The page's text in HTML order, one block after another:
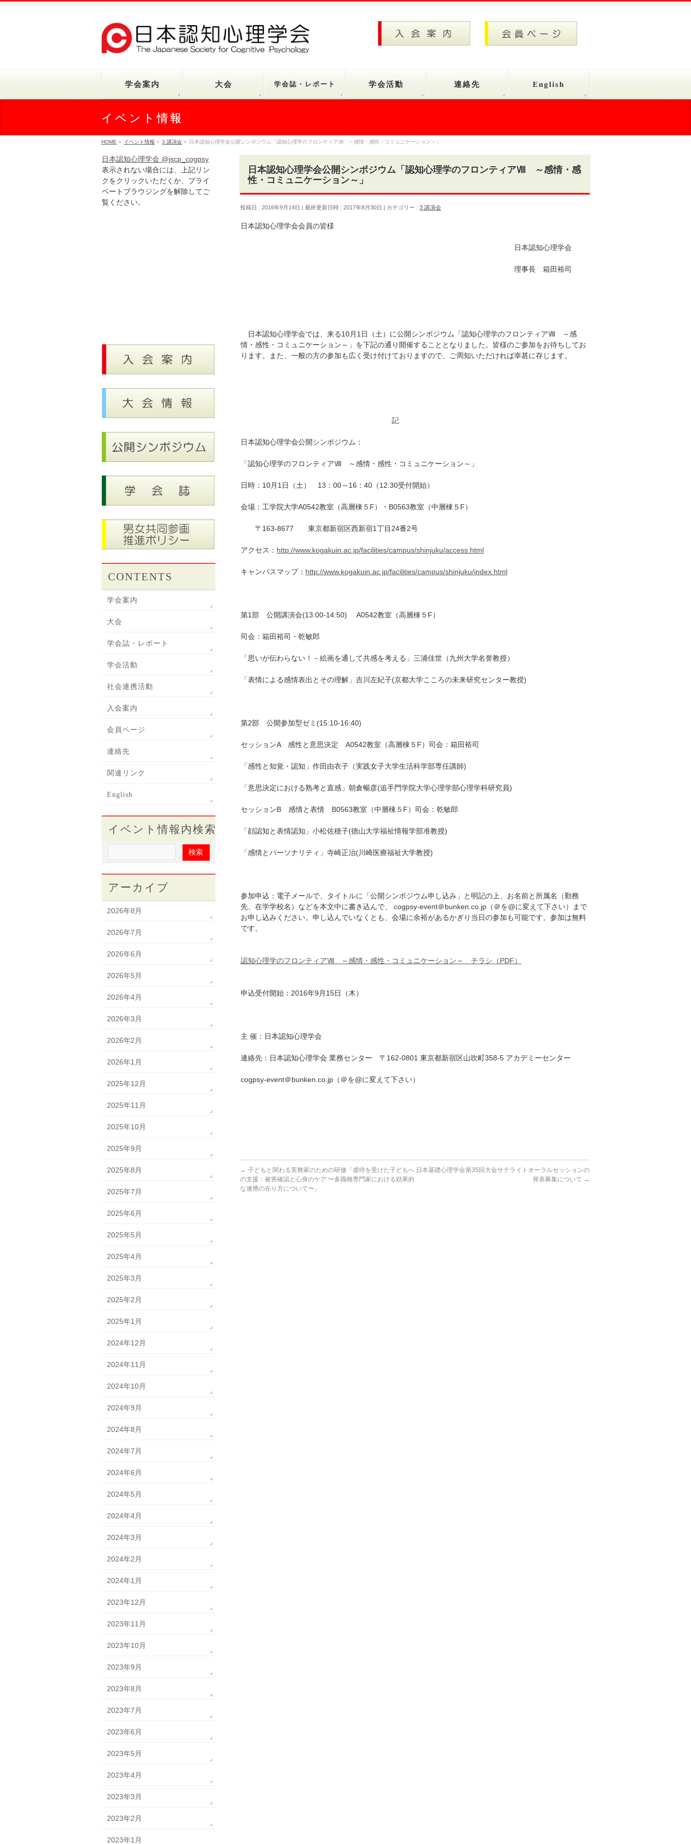
学会案内 大会 学会誌・レポート 学会活動 連絡先 English
イベント情報
HOME » イベント情報 » 3 講演会 » 日本認知心理学会公開シンポジウム「認知心理学のフロンティアⅧ ～感情・感性・コミュニケーション～」
日本認知心理学会公開シンポジウム「認知心理学のフロンティアⅧ ～感情・感
性・コミュニケーション～」
投稿日 : 2016年9月14日 最終更新日時 : 2017年8月30日 カテゴリー : 3 講演会
日本認知心理学会会員の皆様
日本認知心理学会
理事長 箱田裕司
日本認知心理学会では、来る10月1日（土）に公開シンポジウム「認知心理学のフロンティアⅧ ～感
情・感性・コミュニケーション～」を下記の通り開催することとなりました。皆様のご参加をお待ちしてお
ります。また、一般の方の参加も広く受け付けておりますので、ご周知いただければ幸甚に存じます。
記
日本認知心理学会公開シンポジウム：
「認知心理学のフロンティアⅧ ～感情・感性・コミュニケーション～」
日時：10月1日（土） 13：00～16：40（12:30受付開始）
会場：工学院大学A0542教室（高層棟５F）・B0563教室（中層棟５F）
〒163-8677 東京都新宿区西新宿1丁目24番2号
アクセス： http://www.kogakuin.ac.jp/facilities/campus/shinjuku/access.html
キャンパスマップ： http://www.kogakuin.ac.jp/facilities/campus/shinjuku/index.html
第1部 公開講演会(13:00-14:50) A0542教室（高層棟５F）
司会：箱田裕司・乾敏郎
「思いが伝わらない！－絵画を通して共感を考える」三浦佳世（九州大学名誉教授）
「表情による感情表出とその理解」吉川左紀子(京都大学こころの未来研究センター教授)
第2部 公開参加型ゼミ(15:10-16:40)
セッションA 感性と意思決定 A0542教室（高層棟５F）司会：箱田裕司
「感性と知覚・認知」作田由衣子（実践女子大学生活科学部専任講師)
「意思決定における熟考と直感」朝倉暢彦(追手門学院大学心理学部心理学科研究員)
セッションB 感情と表情 B0563教室（中層棟５F）司会：乾敏郎
「顔認知と表情認知」小松佐穂子(徳山大学福祉情報学部准教授)
「感情とパーソナリティ」寺崎正治(川崎医療福祉大学教授)
参加申込：電子メールで、タイトルに「公開シンポジウム申し込み」と明記の上、お名前と所属名（勤務
先、在学学校名）などを本文中に書き込んで、 cogpsy-event＠bunken.co.jp（＠を@に変えて下さい）まで
お申し込みください。申し込んでいなくとも、会場に余裕があるかぎり当日の参加も可能です。参加は無料
です。
認知心理学のフロンティアⅧ ～感情・感性・コミュニケーション～ チラシ（PDF）
申込受付開始：2016年9月15日（木）
主 催：日本認知心理学会
連絡先：日本認知心理学会 業務センター 〒162-0801 東京都新宿区山吹町358-5 アカデミーセンター
cogpsy-event＠bunken.co.jp（＠を@に変えて下さい）
← 子どもと関わる実務家のための研修「虐待を受けた子どもへ
の支援：被害確認と心身のケア 〜多職種専門家における効果的
な連携の在り方について〜」
日本基礎心理学会第35回大会サテライトオーラルセッションの
発表募集について →
日本認知心理学会 @jscp_cogpsy
表示されない場合には、上記リン
クをクリックいただくか、プライ
ベートブラウジングを解除してご
覧ください。
CONTENTS
学会案内
大会
学会誌・レポート
学会活動
社会連携活動
入会案内
会員ページ
連絡先
関連リンク
English
イベント情報内検索
アーカイブ
2026年8月
2026年7月
2026年6月
2026年5月
2026年4月
2026年3月
2026年2月
2026年1月
2025年12月
2025年11月
2025年10月
2025年9月
2025年8月
2025年7月
2025年6月
2025年5月
2025年4月
2025年3月
2025年2月
2025年1月
2024年12月
2024年11月
2024年10月
2024年9月
2024年8月
2024年7月
2024年6月
2024年5月
2024年4月
2024年3月
2024年2月
2024年1月
2023年12月
2023年11月
2023年10月
2023年9月
2023年8月
2023年7月
2023年6月
2023年5月
2023年4月
2023年3月
2023年2月
2023年1月